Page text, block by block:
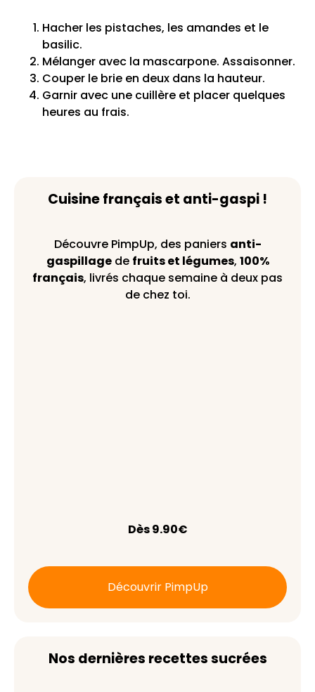
Hacher les pistaches, les amandes et le
basilic.
Mélanger avec la mascarpone. Assaisonner.
Couper le brie en deux dans la hauteur.
Garnir avec une cuillère et placer quelques
heures au frais.
Cuisine français et anti-gaspi !
Découvre PimpUp, des paniers anti-
gaspillagede fruits et légumes, 100%
français, livrés chaque semaine à deux pas
de chez toi.
Dès 9.90€
Découvrir PimpUp
Nos dernières recettes sucrées